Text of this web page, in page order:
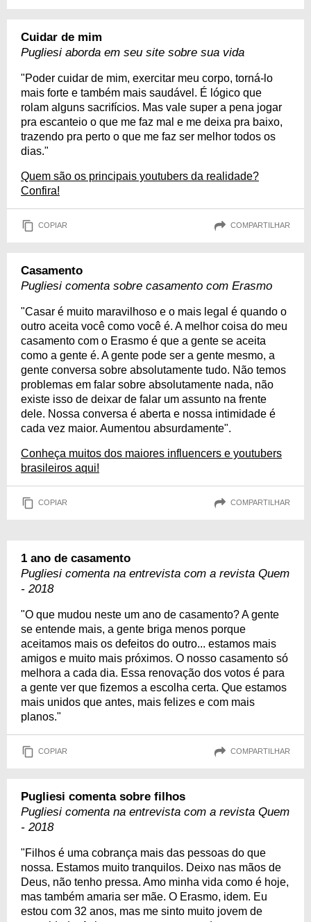
Cuidar de mim
Pugliesi aborda em seu site sobre sua vida
"Poder cuidar de mim, exercitar meu corpo, torná-lo
mais forte e também mais saudável. É lógico que
rolam alguns sacrifícios. Mas vale super a pena jogar
pra escanteio o que me faz mal e me deixa pra baixo,
trazendo pra perto o que me faz ser melhor todos os
dias."
Quem são os principais youtubers da realidade?
Confira!
COPIAR COMPARTILHAR
Casamento
Pugliesi comenta sobre casamento com Erasmo
"Casar é muito maravilhoso e o mais legal é quando o
outro aceita você como você é. A melhor coisa do meu
casamento com o Erasmo é que a gente se aceita
como a gente é. A gente pode ser a gente mesmo, a
gente conversa sobre absolutamente tudo. Não temos
problemas em falar sobre absolutamente nada, não
existe isso de deixar de falar um assunto na frente
dele. Nossa conversa é aberta e nossa intimidade é
cada vez maior. Aumentou absurdamente".
Conheça muitos dos maiores influencers e youtubers
brasileiros aqui!
COPIAR COMPARTILHAR
1 ano de casamento
Pugliesi comenta na entrevista com a revista Quem
- 2018
"O que mudou neste um ano de casamento? A gente
se entende mais, a gente briga menos porque
aceitamos mais os defeitos do outro... estamos mais
amigos e muito mais próximos. O nosso casamento só
melhora a cada dia. Essa renovação dos votos é para
a gente ver que fizemos a escolha certa. Que estamos
mais unidos que antes, mais felizes e com mais
planos."
COPIAR COMPARTILHAR
Pugliesi comenta sobre filhos
Pugliesi comenta na entrevista com a revista Quem
- 2018
"Filhos é uma cobrança mais das pessoas do que
nossa. Estamos muito tranquilos. Deixo nas mãos de
Deus, não tenho pressa. Amo minha vida como é hoje,
mas também amaria ser mãe. O Erasmo, idem. Eu
estou com 32 anos, mas me sinto muito jovem de